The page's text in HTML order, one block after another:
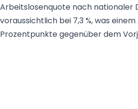
Arbeitslosenquote nach nationaler
voraussichtlich bei 7,3 %, was
Prozentpunkte gegenüber dem